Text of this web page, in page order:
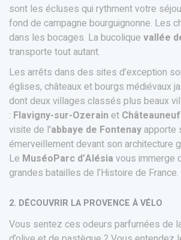
sont les écluses qui rythment votre
fond de campagne bourguignonne. Les
dans les bocages. La bucolique vallée
transporte tout autant.
Les arrêts dans des sites d’exception
églises, châteaux et bourgs médiévaux
dont deux villages classés plus beaux
: Flavigny-sur-Ozerainet
visite de l'abbaye de Fontenayapporte
émerveillement devant son architecture
Le MuséoParc d’Alésia vous immerge
grandes batailles de l’Histoire de France.
2. DÉCOUVRIR LA PROVENCE À VÉLO
Vous sentez ces odeurs parfumées de